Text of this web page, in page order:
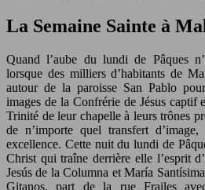
La Semaine Sainte à
Quand l’aube du lundi de Pâques
lorsque des milliers d’habitants de
autour de la paroisse San Pablo
images de la Confrérie de Jésus captif
Trinité de leur chapelle à leurs trônes
de n’importe quel transfert
excellence. Cette nuit du lundi de
Christ qui traîne derrière elle l’esprit
Jesús de la Columna et María
Gitanos, part de la rue Frailes